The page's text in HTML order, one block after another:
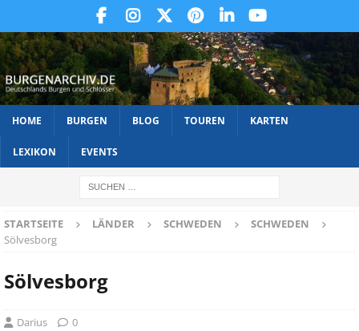
HOME BURGEN BLOG TOUREN KARTEN
LEXIKON EVENTS
STARTSEITE LÄNDER SCHWEDEN
SCHWEDEN
Sölvesborg
Sölvesborg
Darius 0